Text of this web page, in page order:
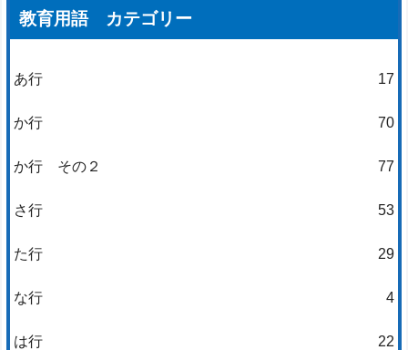
教育用語 カテゴリー
あ行 17
か行 70
か行 その２ 77
さ行 53
た行 29
な行 4
は行 22